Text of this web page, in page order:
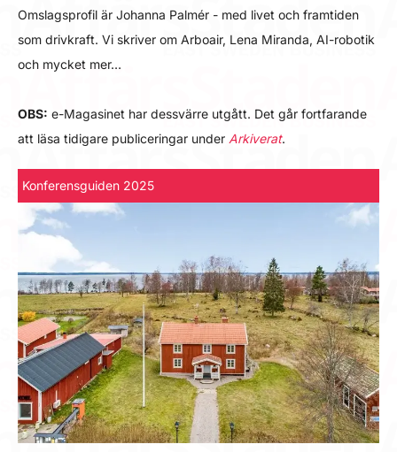
Omslagsprofil är Johanna Palmér - med livet och framtiden
som drivkraft. Vi skriver om Arboair, Lena Miranda, AI-robotik
och mycket mer…
OBS: e-Magasinet har dessvärre utgått. Det går fortfarande
att läsa tidigare publiceringar under Arkiverat.
Konferensguiden 2025